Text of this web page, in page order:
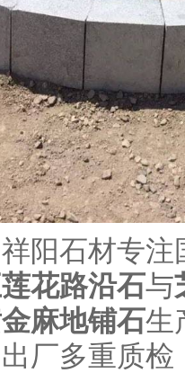
石材专注
花路沿石与
麻地铺石生
厂多重质